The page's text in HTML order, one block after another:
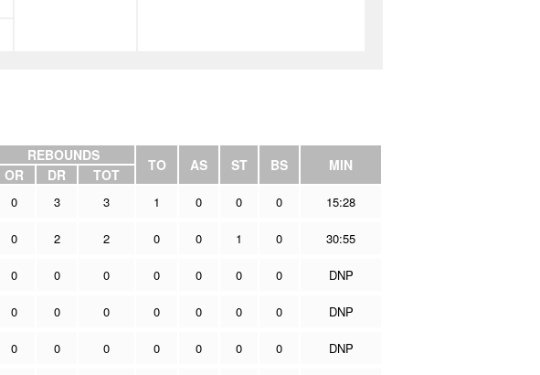
REBOUNDS
TO AS ST BS MIN
OR DR TOT
0 3 3 1 0 0 0 15:28
0 2 2 0 0 1 0 30:55
0 0 0 0 0 0 0 DNP
0 0 0 0 0 0 0 DNP
0 0 0 0 0 0 0 DNP